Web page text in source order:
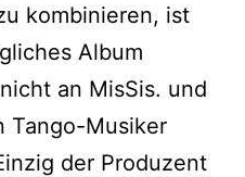
kombinieren, ist
Album
an MisSis. und
Tango-Musiker
der Produzent